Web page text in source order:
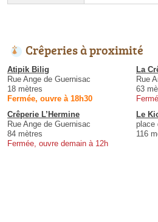
Crêperies à proximité
Atipik Bilig
Rue Ange de Guernisac
18 mètres
Fermée, ouvre à 18h30
La
Rue
63
Crêperie L’Hermine
Rue Ange de Guernisac
84 mètres
Fermée, ouvre demain à 12h
Le
place
116